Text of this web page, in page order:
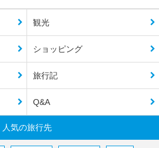
観光
ショッピング
旅行記
Q&A
人気の旅行先